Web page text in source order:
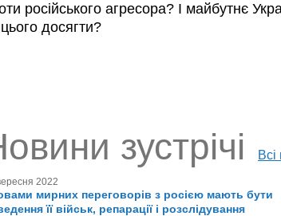
російського агресора? І майбутнє
досягти?
зустрічі Всі
2022
мирних переговорів з росією мають бути
її військ, репарації і розслідування